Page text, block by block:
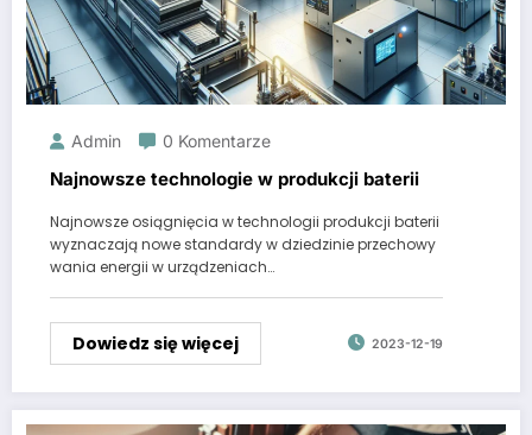
Admin 0 Komentarze
Najnowsze technologie w produkcji baterii
Najnowsze osiągnięcia w technologii produkcji baterii
wyznaczają nowe standardy w dziedzinie przechowy
wania energii w urządzeniach…
Dowiedz się więcej 2023-12-19